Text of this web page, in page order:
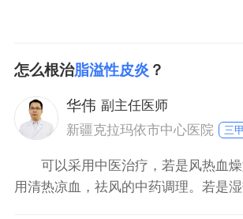
怎么根治脂溢性皮炎 ？
华伟 副主任医师
新疆克拉玛依市中心医院
三甲
可以采用中医治疗，若是风热血燥
用清热凉血，祛风的中药调理。若是